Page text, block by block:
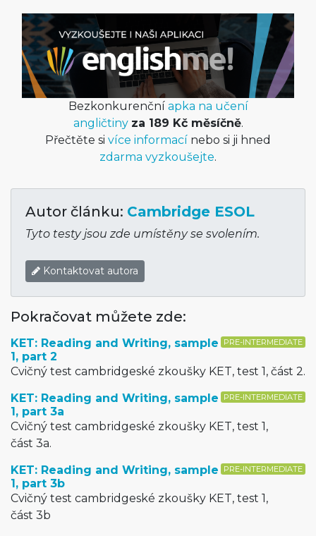
Bezkonkurenční apka na učení
angličtiny za 189 Kč měsíčně.
Přečtěte si více informací nebo si ji hned
zdarma vyzkoušejte.
Autor článku: Cambridge ESOL
Tyto testy jsou zde umístěny se svolením.
Kontaktovat autora
Pokračovat můžete zde:
PRE-INTERMEDIATE
KET: Reading and Writing, sample
1, part 2
Cvičný test cambridgeské zkoušky KET, test 1, část 2.
PRE-INTERMEDIATE
KET: Reading and Writing, sample
1, part 3a
Cvičný test cambridgeské zkoušky KET, test 1,
část 3a.
PRE-INTERMEDIATE
KET: Reading and Writing, sample
1, part 3b
Cvičný test cambridgeské zkoušky KET, test 1,
část 3b